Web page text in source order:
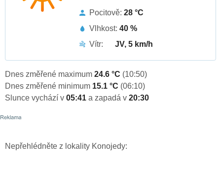
Pocitově: 28 °C
Vlhkost: 40 %
Vítr:
JV, 5 km/h
Dnes změřené maximum 24.6 °C (10:50)
Dnes změřené minimum 15.1 °C (06:10)
Slunce vychází v 05:41 a zapadá v 20:30
Nepřehlédněte z lokality Konojedy: